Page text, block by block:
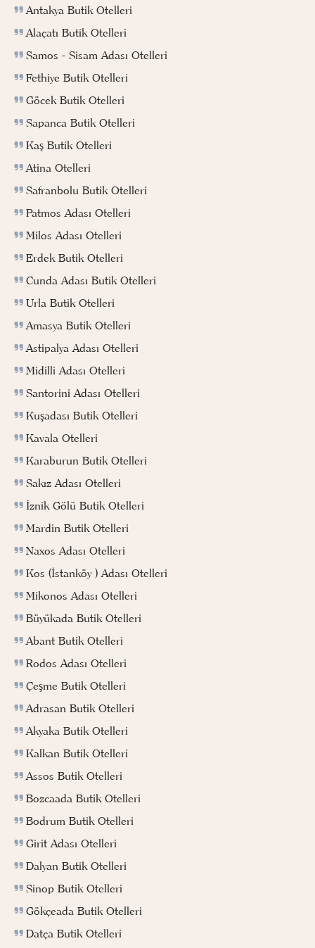
Antakya Butik Otelleri
Alaçatı Butik Otelleri
Samos - Sisam Adası Otelleri
Fethiye Butik Otelleri
Göcek Butik Otelleri
Sapanca Butik Otelleri
Kaş Butik Otelleri
Atina Otelleri
Safranbolu Butik Otelleri
Patmos Adası Otelleri
Milos Adası Otelleri
Erdek Butik Otelleri
Cunda Adası Butik Otelleri
Urla Butik Otelleri
Amasya Butik Otelleri
Astipalya Adası Otelleri
Midilli Adası Otelleri
Santorini Adası Otelleri
Kuşadası Butik Otelleri
Kavala Otelleri
Karaburun Butik Otelleri
Sakız Adası Otelleri
İznik Gölü Butik Otelleri
Mardin Butik Otelleri
Naxos Adası Otelleri
Kos (İstanköy ) Adası Otelleri
Mikonos Adası Otelleri
Büyükada Butik Otelleri
Abant Butik Otelleri
Rodos Adası Otelleri
Çeşme Butik Otelleri
Adrasan Butik Otelleri
Akyaka Butik Otelleri
Kalkan Butik Otelleri
Assos Butik Otelleri
Bozcaada Butik Otelleri
Bodrum Butik Otelleri
Girit Adası Otelleri
Dalyan Butik Otelleri
Sinop Butik Otelleri
Gökçeada Butik Otelleri
Datça Butik Otelleri